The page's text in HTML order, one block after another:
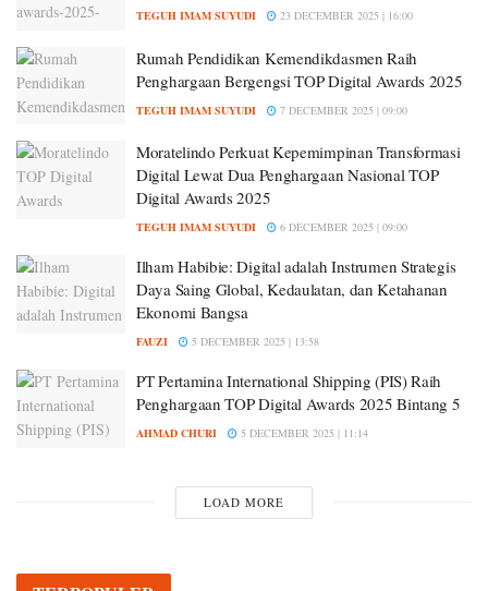
TEGUH IMAM SUYUDI 23 DECEMBER 2025 | 16:00
Rumah Pendidikan Kemendikdasmen Raih
Penghargaan Bergengsi TOP Digital Awards 2025
TEGUH IMAM SUYUDI 7 DECEMBER 2025 | 09:00
Moratelindo Perkuat Kepemimpinan Transformasi
Digital Lewat Dua Penghargaan Nasional TOP
Digital Awards 2025
TEGUH IMAM SUYUDI 6 DECEMBER 2025 | 09:00
Ilham Habibie: Digital adalah Instrumen Strategis
Daya Saing Global, Kedaulatan, dan Ketahanan
Ekonomi Bangsa
FAUZI 5 DECEMBER 2025 | 13:58
PT Pertamina International Shipping (PIS) Raih
Penghargaan TOP Digital Awards 2025 Bintang 5
AHMAD CHURI 5 DECEMBER 2025 | 11:14
LOAD MORE